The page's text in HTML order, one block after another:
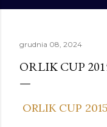
grudnia 08, 2024
ORLIK CUP
ORLIK CUP